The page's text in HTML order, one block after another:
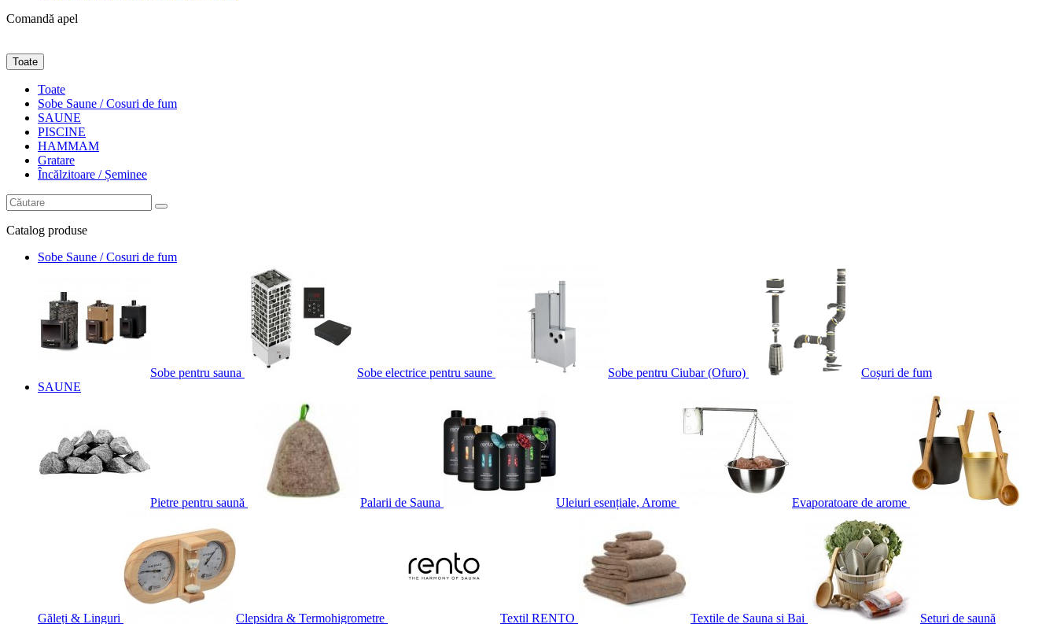
Comandă apel
Toate
Toate
Sobe Saune / Cosuri de fum
SAUNE
PISCINE
HAMMAM
Gratare
Încălzitoare / Șeminee
Catalog produse
Sobe Saune / Cosuri de fum
Sobe pentru sauna Sobe electrice pentru saune Sobe pentru Ciubar (Ofuro)
Coșuri de fum
SAUNE
Pietre pentru saună Palarii de Sauna Uleiuri esențiale, Arome Evaporatoare de arome
Găleți & Linguri Clepsidra & Termohigrometre Textil RENTO Textile de Sauna si Bai Seturi de saună